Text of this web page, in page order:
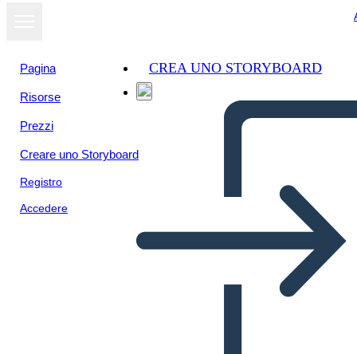
Pagina
Risorse
Prezzi
Creare uno Storyboard
Registro
Accedere
CREA UNO STORYBOARD